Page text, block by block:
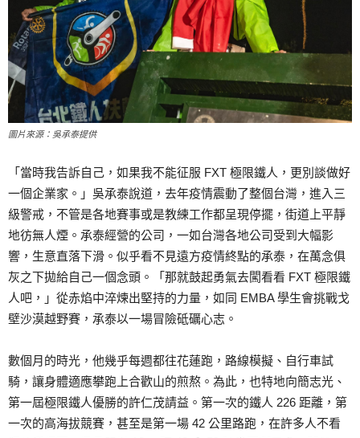
圖片來源：吳承泰提供
「當時我告訴自己，如果我不能征服 FXT 極限鐵人，更別談做好
一個企業家。」吳承泰說道，去年疫情震動了整個台灣，進入三
級警戒，不管是各地賽事或是教練工作都呈現停擺，街道上平靜
地彷無人煙。承泰經營的公司，一如台灣各地公司受到大幅影
響，生意直落下滑。似乎看不見遠方疫情終點的承泰，在萬念俱
灰之下拋給自己一個念頭。「那就鼓起勇氣去闖看看 FXT 極限鐵
人吧，」從赤焰中淬煉出堅持的力量，如同 EMBA 學生會挑戰戈
壁沙漠越野賽，承泰以一場冒險砥礪心志。
數個月的時光，他幾乎每週都往花蓮跑，路線模擬、自行車試
騎，讓身體適應攀跑上合歡山的煎熬。為此，也特地向簡志光、
第一屆極限鐵人優勝的許仁茂請益。第一次的鐵人 226 距離，第
一次的高海拔競賽，甚至是第一場 42 公里路跑，在許多人不看